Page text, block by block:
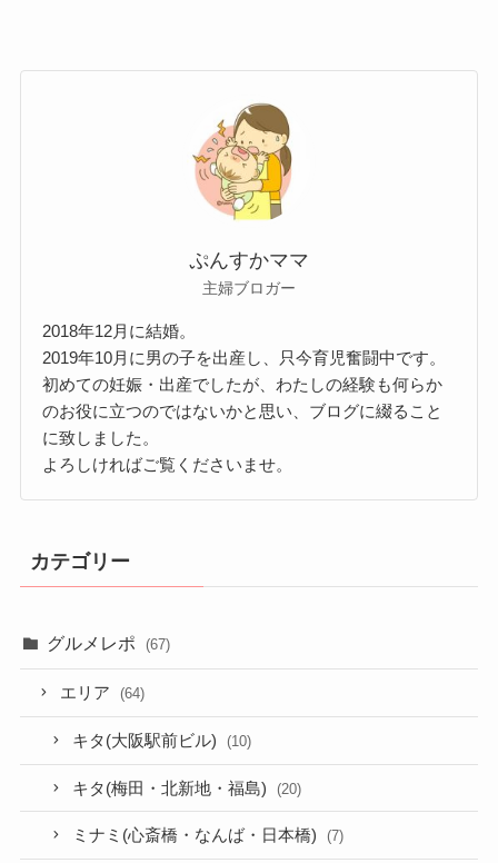
ぷんすかママ
主婦ブロガー
2018年12月に結婚。
2019年10月に男の子を出産し、只今育児奮闘中です。
初めての妊娠・出産でしたが、わたしの経験も何らか
のお役に立つのではないかと思い、ブログに綴ること
に致しました。
よろしければご覧くださいませ。
カテゴリー
グルメレポ (67)
エリア (64)
キタ(大阪駅前ビル) (10)
キタ(梅田・北新地・福島) (20)
ミナミ(心斎橋・なんば・日本橋) (7)